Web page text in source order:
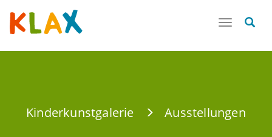
Toggle
Kinderkunstgalerie Ausstellungen